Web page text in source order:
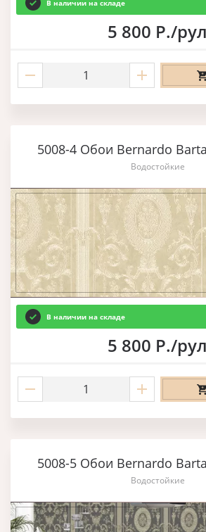
В наличии на складе
5 800 Р./рул
5008-4 Обои Bernardo
Водостойкие
В наличии на складе
5 800 Р./рул
5008-5 Обои Bernardo
Водостойкие